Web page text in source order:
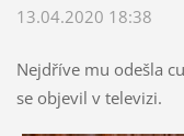
13.04.2020 18:38
Nejdříve mu odešla
se objevil v televizi.